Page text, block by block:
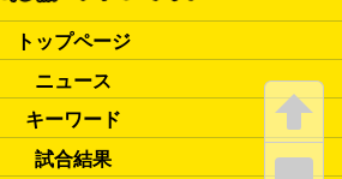
トップページ
ニュース
キーワード
試合結果